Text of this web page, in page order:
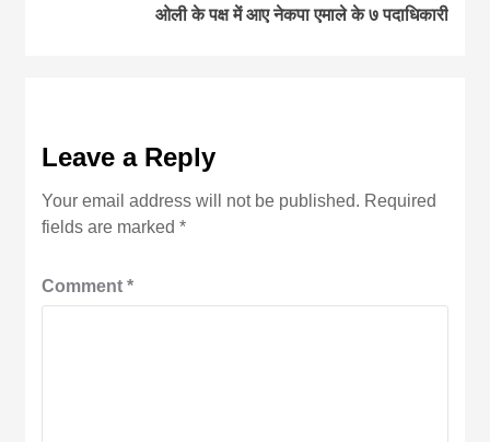
ओली के पक्ष में आए नेकपा एमाले के ७ पदाधिकारी
Leave a Reply
Your email address will not be published. Required
fields are marked*
Comment*